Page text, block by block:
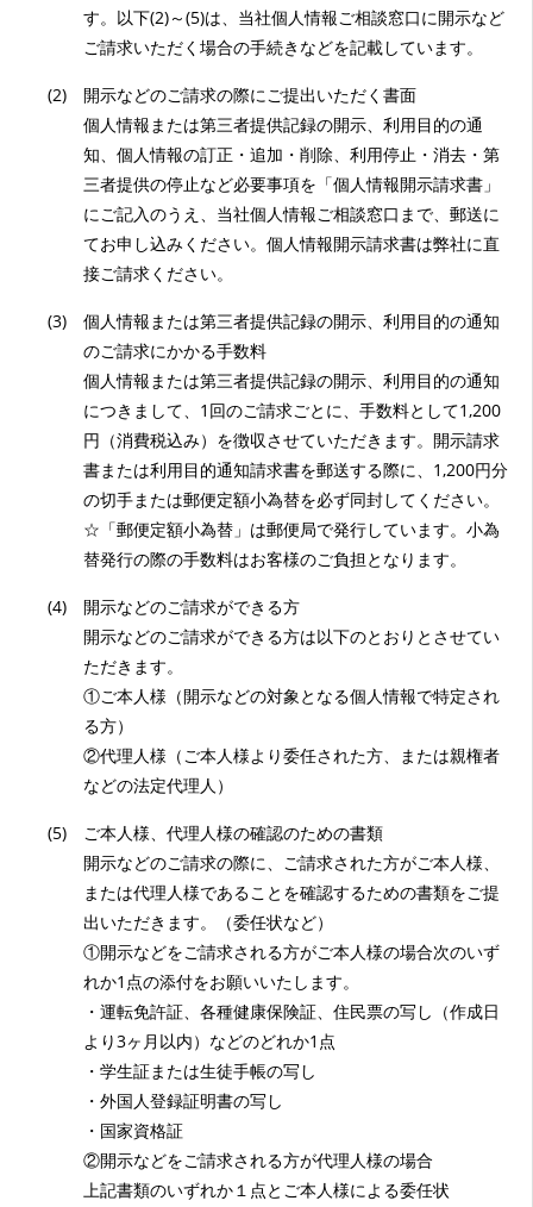
す。以下(2)～(5)は、当社個人情報ご相談窓口に開示など
ご請求いただく場合の手続きなどを記載しています。
(2)
開示などのご請求の際にご提出いただく書面
個人情報または第三者提供記録の開示、利用目的の通
知、個人情報の訂正・追加・削除、利用停止・消去・第
三者提供の停止など必要事項を「個人情報開示請求書」
にご記入のうえ、当社個人情報ご相談窓口まで、郵送に
てお申し込みください。個人情報開示請求書は弊社に直
接ご請求ください。
(3)
個人情報または第三者提供記録の開示、利用目的の通知
のご請求にかかる手数料
個人情報または第三者提供記録の開示、利用目的の通知
につきまして、1回のご請求ごとに、手数料として1,200
円（消費税込み）を徴収させていただきます。開示請求
書または利用目的通知請求書を郵送する際に、1,200円分
の切手または郵便定額小為替を必ず同封してください。
☆「郵便定額小為替」は郵便局で発行しています。小為
替発行の際の手数料はお客様のご負担となります。
(4)
開示などのご請求ができる方
開示などのご請求ができる方は以下のとおりとさせてい
ただきます。
①ご本人様（開示などの対象となる個人情報で特定され
る方）
②代理人様（ご本人様より委任された方、または親権者
などの法定代理人）
(5)
ご本人様、代理人様の確認のための書類
開示などのご請求の際に、ご請求された方がご本人様、
または代理人様であることを確認するための書類をご提
出いただきます。（委任状など）
①開示などをご請求される方がご本人様の場合次のいず
れか1点の添付をお願いいたします。
・運転免許証、各種健康保険証、住民票の写し（作成日
より3ヶ月以内）などのどれか1点
・学生証または生徒手帳の写し
・外国人登録証明書の写し
・国家資格証
②開示などをご請求される方が代理人様の場合
上記書類のいずれか１点とご本人様による委任状